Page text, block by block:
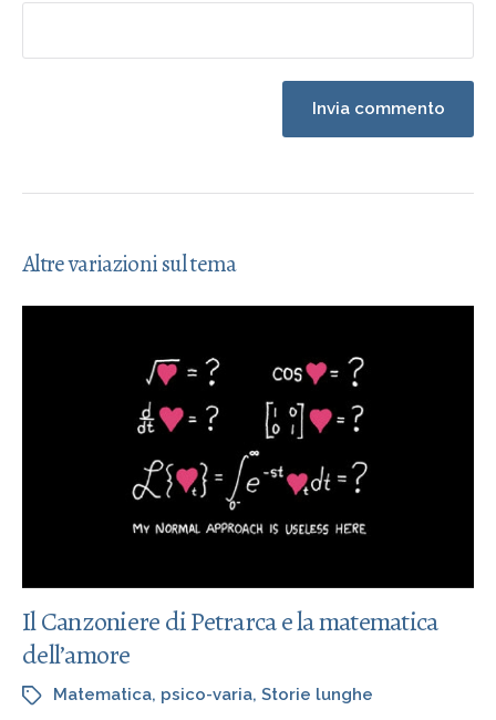
Altre variazioni sul tema
Il Canzoniere di Petrarca e la matematica
dell’amore
Matematica, psico-varia, Storie lunghe